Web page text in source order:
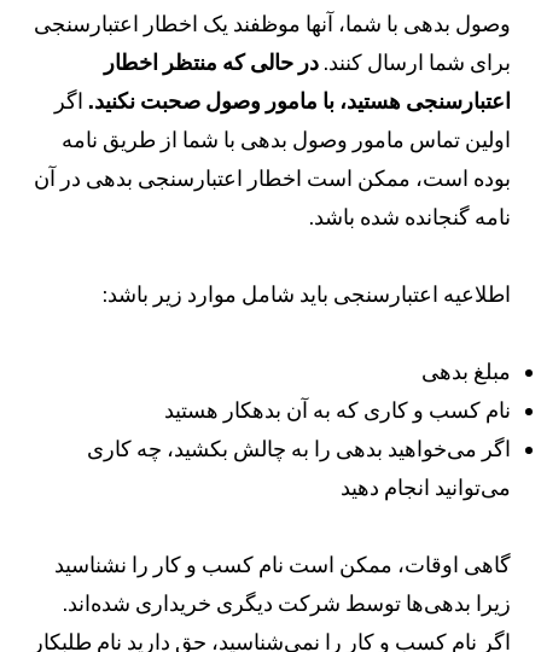
وصول بدهی با شما، آنها موظفند یک اخطار اعتبارسنجی
برای شما ارسال کنند.در حالی که منتظر اخطار
اعتبارسنجی هستید، با مامور وصول صحبت نکنید.اگر
اولین تماس مامور وصول بدهی با شما از طریق نامه
بوده است، ممکن است اخطار اعتبارسنجی بدهی در آن
نامه گنجانده شده باشد.
اطلاعیه اعتبارسنجی باید شامل موارد زیر باشد:
مبلغ بدهی
نام کسب و کاری که به آن بدهکار هستید
اگر می‌خواهید بدهی را به چالش بکشید، چه کاری
می‌توانید انجام دهید
گاهی اوقات، ممکن است نام کسب و کار را نشناسید
زیرا بدهی‌ها توسط شرکت دیگری خریداری شده‌اند.
اگر نام کسب و کار را نمی‌شناسید، حق دارید نام طلبکار